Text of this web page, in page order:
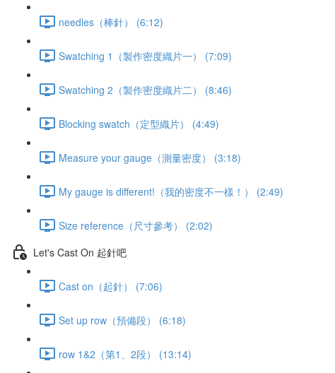
needles（棒針） (6:12)
Swatching 1（製作密度織片一） (7:09)
Swatching 2（製作密度織片二） (8:46)
Blocking swatch（定型織片） (4:49)
Measure your gauge（測量密度） (3:18)
My gauge is different!（我的密度不一樣！） (2:49)
Size reference（尺寸參考） (2:02)
Let's Cast On 起針吧
Cast on（起針） (7:06)
Set up row（預備段） (6:18)
row 1&2（第1、2段） (13:14)